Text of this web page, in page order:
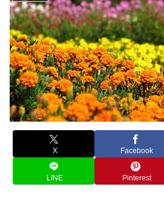
X Facebook
LINE Pinterest